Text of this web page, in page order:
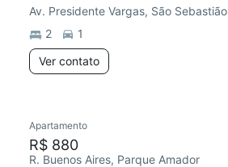
Av. Presidente Vargas, São Sebastião
2
1
Ver contato
Apartamento
R$ 880
R. Buenos Aires, Parque Amador